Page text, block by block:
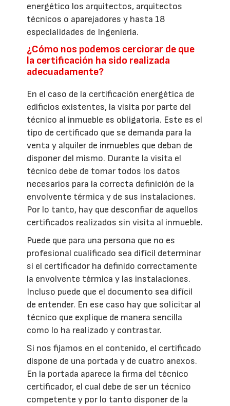
energético los arquitectos, arquitectos
técnicos o aparejadores y hasta 18
especialidades de Ingeniería.
¿Cómo nos podemos cerciorar de que
la certificación ha sido realizada
adecuadamente?
En el caso de la certificación energética de
edificios existentes, la visita por parte del
técnico al inmueble es obligatoria. Este es el
tipo de certificado que se demanda para la
venta y alquiler de inmuebles que deban de
disponer del mismo. Durante la visita el
técnico debe de tomar todos los datos
necesarios para la correcta definición de la
envolvente térmica y de sus instalaciones.
Por lo tanto, hay que desconfiar de aquellos
certificados realizados sin visita al inmueble.
Puede que para una persona que no es
profesional cualificado sea difícil determinar
si el certificador ha definido correctamente
la envolvente térmica y las instalaciones.
Incluso puede que el documento sea difícil
de entender. En ese caso hay que solicitar al
técnico que explique de manera sencilla
como lo ha realizado y contrastar.
Si nos fijamos en el contenido, el certificado
dispone de una portada y de cuatro anexos.
En la portada aparece la firma del técnico
certificador, el cual debe de ser un técnico
competente y por lo tanto disponer de la